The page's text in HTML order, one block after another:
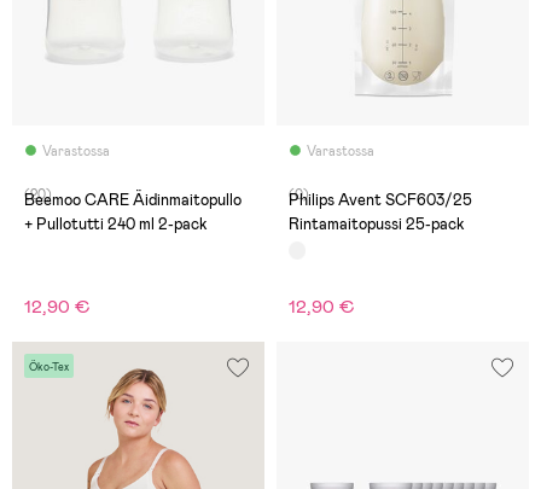
Varastossa
(20)
Beemoo CARE Äidinmaitopullo
+ Pullotutti 240 ml 2-pack
12,90 €
Varastossa
(0)
Philips Avent SCF603/25
Rintamaitopussi 25-pack
12,90 €
Öko-Tex